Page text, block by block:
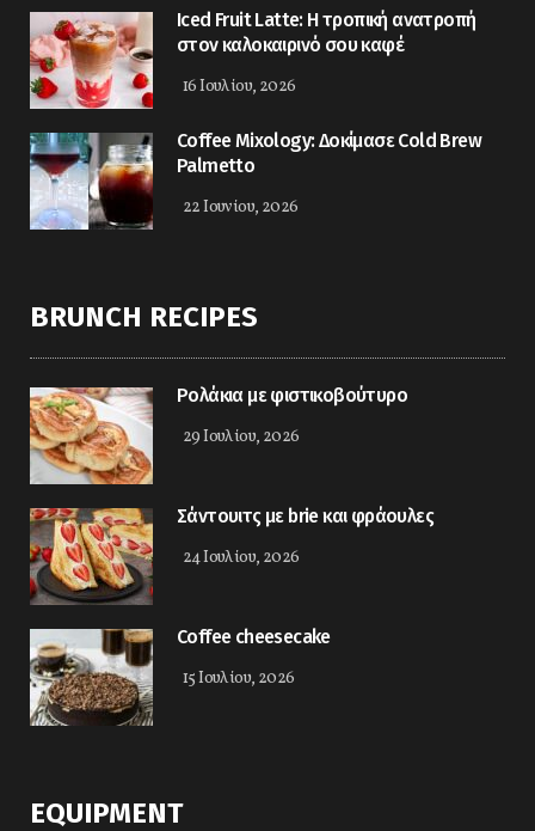
Iced Fruit Latte: Η τροπική ανατροπή
στον καλοκαιρινό σου καφέ
16 Ιουλίου, 2026
Coffee Mixology: Δοκίμασε Cold Brew
Palmetto
22 Ιουνίου, 2026
BRUNCH RECIPES
Ρολάκια με φιστικοβούτυρο
29 Ιουλίου, 2026
Σάντουιτς με brie και φράουλες
24 Ιουλίου, 2026
Coffee cheesecake
15 Ιουλίου, 2026
EQUIPMENT